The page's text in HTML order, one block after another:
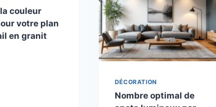
couleur
votre plan
en granit
DÉCORATION
Nombre optimal de